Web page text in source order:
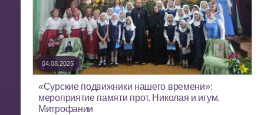
04.08.2025
«Сурские подвижники нашего времени»:
мероприятие памяти прот. Николая и игум.
Митрофании